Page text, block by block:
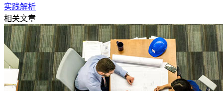
实践解析
相关文章